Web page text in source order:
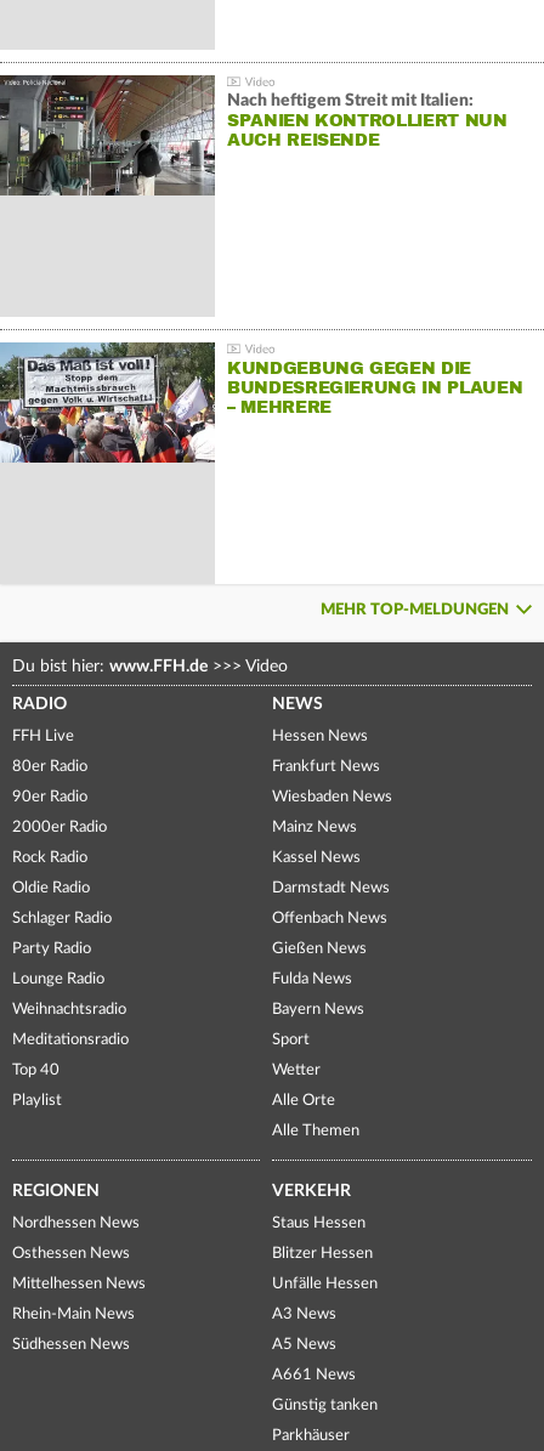
Nach heftigem Streit mit Italien:
SPANIEN KONTROLLIERT NUN
AUCH REISENDE
KUNDGEBUNG GEGEN DIE
BUNDESREGIERUNG IN PLAUEN
– MEHRERE
MEHR TOP-MELDUNGEN
Du bist hier: www.FFH.de >>> Video
RADIO
FFH Live
80er Radio
90er Radio
2000er Radio
Rock Radio
Oldie Radio
Schlager Radio
Party Radio
Lounge Radio
Weihnachtsradio
Meditationsradio
Top 40
Playlist
NEWS
Hessen News
Frankfurt News
Wiesbaden News
Mainz News
Kassel News
Darmstadt News
Offenbach News
Gießen News
Fulda News
Bayern News
Sport
Wetter
Alle Orte
Alle Themen
REGIONEN
Nordhessen News
Osthessen News
Mittelhessen News
Rhein-Main News
Südhessen News
VERKEHR
Staus Hessen
Blitzer Hessen
Unfälle Hessen
A3 News
A5 News
A661 News
Günstig tanken
Parkhäuser